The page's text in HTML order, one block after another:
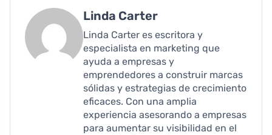
Linda Carter
Linda Carter es escritora y
especialista en marketing que
ayuda a empresas y
emprendedores a construir marcas
sólidas y estrategias de crecimiento
eficaces. Con una amplia
experiencia asesorando a empresas
para aumentar su visibilidad en el